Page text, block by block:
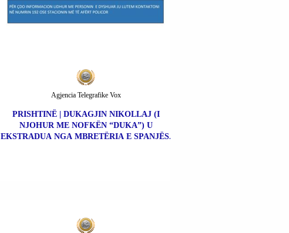
PRISHTINË | DUKAGJIN NIKOLLAJ (I
NJOHUR ME NOFKËN “DUKA”) U
EKSTRADUA NGA MBRETËRIA E SPANJËS.
Agjencia Telegrafike Vox